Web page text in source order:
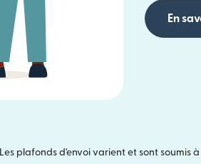
En
Les plafonds d'envoi varient et sont soumis